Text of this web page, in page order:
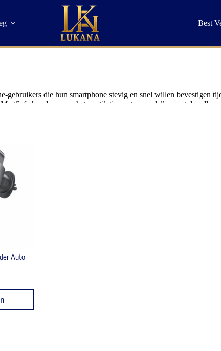
Best
gebruikers die hun smartphone stevig en snel willen bevestigen
houders voor het ventilatierooster, modellen met
Auto